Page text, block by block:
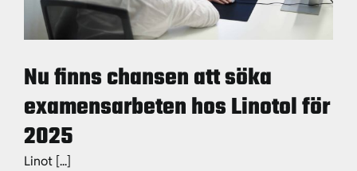
Nu finns chansen att söka
examensarbeten hos Linotol för
2025
Linot [...]